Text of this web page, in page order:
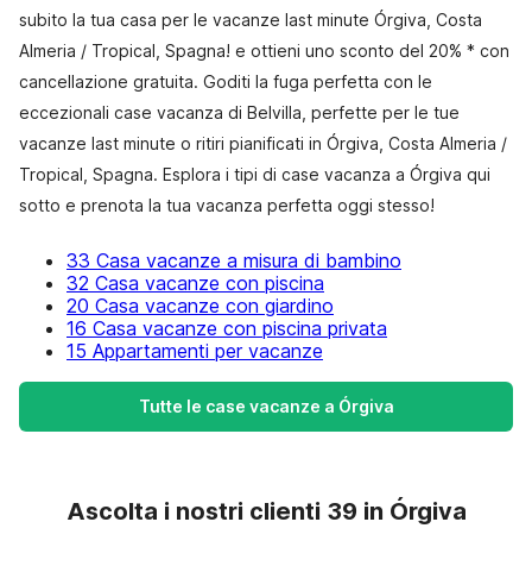
subito la tua casa per le vacanze last minute Órgiva, Costa
Almeria / Tropical, Spagna! e ottieni uno sconto del 20% * con
cancellazione gratuita. Goditi la fuga perfetta con le
eccezionali case vacanza di Belvilla, perfette per le tue
vacanze last minute o ritiri pianificati in Órgiva, Costa Almeria /
Tropical, Spagna. Esplora i tipi di case vacanza a Órgiva qui
sotto e prenota la tua vacanza perfetta oggi stesso!
33 Casa vacanze a misura di bambino
32 Casa vacanze con piscina
20 Casa vacanze con giardino
16 Casa vacanze con piscina privata
15 Appartamenti per vacanze
Tutte le case vacanze a Órgiva
Ascolta i nostri clienti 39 in Órgiva